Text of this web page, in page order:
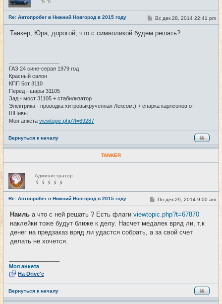
в
с
е
т
и
Re: Автопробег в Нижний Новгород в 2015 году #27
С
о
б
Вс дек 28, 2014 22:41 pm
Танкер, Юра, дорогой, что с символикой будем решать?
ГАЗ 24 сине-серая 1979 год
Красный салон
КПП 5ст 3110
Перед - шары 31105
Зад - мост 31105 + стабилизатор
Электрика - проводка хитровыкрученная Лексом:) + спарка карлсонов от
ШНивы
Моя анкета viewtopic.php?t=69287
Вернуться к началу
TANKER
Н
е
в
с
е
т
и
Администратор
Re: Автопробег в Нижний Новгород в 2015 году #28
С
о
о
б
щ
н
Пн дек 29, 2014 9:00 am
Наиль а что с ней решать ? Есть флаги viewtopic.php?t=67870
наклейки тоже будут ближе к делу. Насчет медалек вряд ли, т.к
денег на предзаказ вряд ли удастся собрать, а за свой счет
делать не хочется.
Моя анкета
На Drive'e
Вернуться к началу